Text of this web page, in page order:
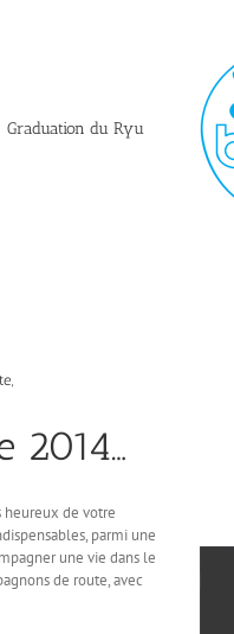
Graduation du Ryu
2014…
de votre
parmi une
une vie dans le
de route, avec